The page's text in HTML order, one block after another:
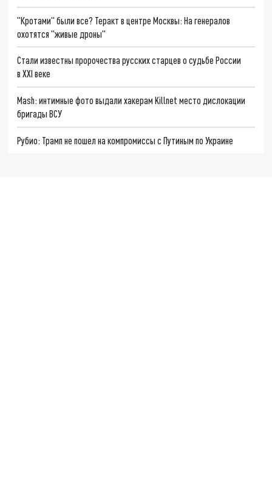
"Кротами" были все? Теракт в центре Москвы: На генералов
охотятся "живые дроны"
Стали известны пророчества русских старцев о судьбе России
в XXI веке
Mash: интимные фото выдали хакерам Killnet место дислокации
бригады ВСУ
Рубио: Трамп не пошел на компромиссы с Путиным по Украине